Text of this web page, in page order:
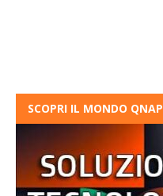
SCOPRI IL MONDO QNAP